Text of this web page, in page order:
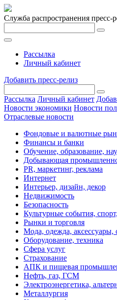
Служба распространения пресс-
Рассылка
Личный кабинет
Добавить пресс-релиз
Рассылка Личный кабинет
Новости экономики Новости
Отраслевые новости
Фондовые и валютные
Финансы и банки
Обучение, образование,
Добывающая
PR, маркетинг, реклама
Интернет
Интерьер, дизайн, декор
Недвижимость
Безопасность
Культурные события,
Рынки и торговля
Мода, одежда, аксессуары,
Оборудование, техника
Сфера услуг
Страхование
АПК и пищевая
Нефть, газ, ГСМ
Электроэнергетика,
Металлургия